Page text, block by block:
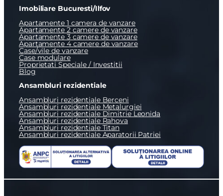
Imobiliare Bucuresti/Ilfov
Apartamente 1 camera de vanzare
Apartamente 2 camere de vanzare
Apartamente 3 camere de vanzare
Apartamente 4 camere de vanzare
Case/vile de vanzare
Case modulare
Proprietati Speciale / Investitii
Blog
Ansambluri rezidentiale
Ansambluri rezidentiale Berceni
Ansambluri rezidentiale Metalurgiei
Ansambluri rezidentiale Dimitrie Leonida
Ansambluri rezidentiale Rahova
Ansambluri rezidentiale Titan
Ansambluri rezidentiale Aparatorii Patriei